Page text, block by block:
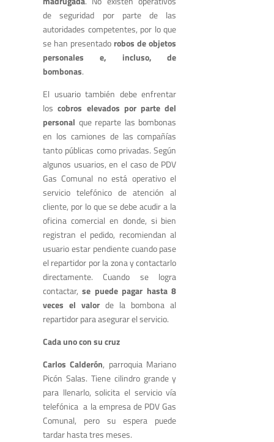
de seguridad por parte de las
autoridades competentes, por lo que
se han presentado robos de objetos
personales e, incluso, de
bombonas.
El usuario también debe enfrentar
loscobros elevados por parte del
personal que reparte las bombonas
en los camiones de las compañías
tanto públicas como privadas. Según
algunos usuarios, en el caso de PDV
Gas Comunal no está operativo el
servicio telefónico de atención al
cliente, por lo que se debe acudir a la
oficina comercial en donde, si bien
registran el pedido, recomiendan al
usuario estar pendiente cuando pase
el repartidor por la zona y contactarlo
directamente. Cuando se logra
contactar,se puede pagar hasta 8
veces el valor de la bombona al
repartidor para asegurar el servicio.
Cada uno con su cruz
Carlos Calderón, parroquia Mariano
Picón Salas. Tiene cilindro grande y
para llenarlo, solicita el servicio vía
telefónica a la empresa de PDV Gas
Comunal, pero su espera puede
tardar hasta tres meses.